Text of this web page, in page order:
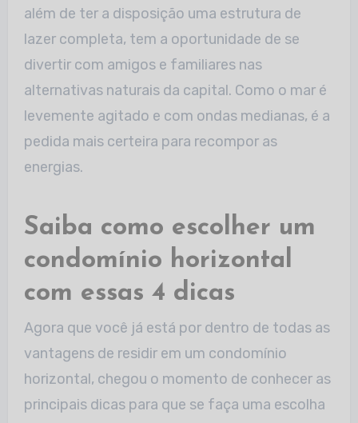
além de ter a disposição uma estrutura de
lazer completa, tem a oportunidade de se
divertir com amigos e familiares nas
alternativas naturais da capital. Como o mar é
levemente agitado e com ondas medianas, é a
pedida mais certeira para recompor as
energias.
Saiba como escolher um
condomínio horizontal
com essas 4 dicas
Agora que você já está por dentro de todas as
vantagens de residir em um condomínio
horizontal, chegou o momento de conhecer as
principais dicas para que se faça uma escolha